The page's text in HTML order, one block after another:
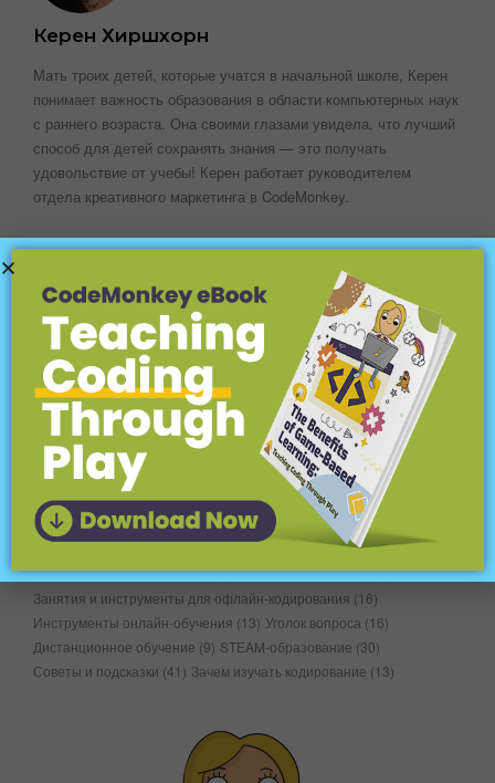
Керен Хиршхорн
Мать троих детей, которые учатся в начальной школе, Керен
понимает важность образования в области компьютерных наук
с раннего возраста. Она своими глазами увидела, что лучший
способ для детей сохранять знания — это получать
удовольствие от учебы! Керен работает руководителем
отдела креативного маркетинга в CodeMonkey.
КАТЕГОРИИ БЛОГА
О CodeMonkey(18) Объяснение концепций кодирования(18)
Кодирование для детей(45) Языки программирования(15)
Платформы и программы кодирования(12) Соревнования
(25)
Информатика и математика
Компьютерные науки и не только
(34) Конференции(7)
Цифровая грамотность и гражданственность(40) EdTech(56)
Для учителей(148) Домашнее обучение (15) Час кода(6)
В классе(16) Leena & #039; s Путешествие
(5)
Познакомьтесь с учителем(44) Новые возможности(40)
Занятия и инструменты для офлайн-кодирования (16)
Инструменты онлайн-обучения (13) Уголок вопроса (16)
Дистанционное обучение (9) STEAM-образование (30)
Советы и подсказки (41) Зачем изучать кодирование (13)